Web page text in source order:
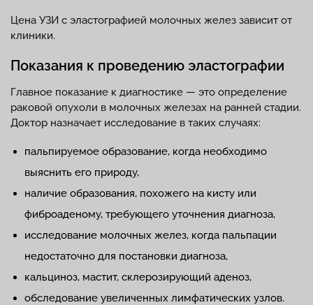
Цена УЗИ с эластографией молочных желез зависит от
клиники.
Показания к проведению эластографии
Главное показание к диагностике — это определение
раковой опухоли в молочных железах на ранней стадии.
Доктор назначает исследование в таких случаях:
пальпируемое образование, когда необходимо
выяснить его природу,
наличие образования, похожего на кисту или
фиброаденому, требующего уточнения диагноза,
исследование молочных желез, когда пальпации
недостаточно для постановки диагноза,
кальциноз, мастит, склерозирующий аденоз,
обследование увеличенных лимфатических узлов.